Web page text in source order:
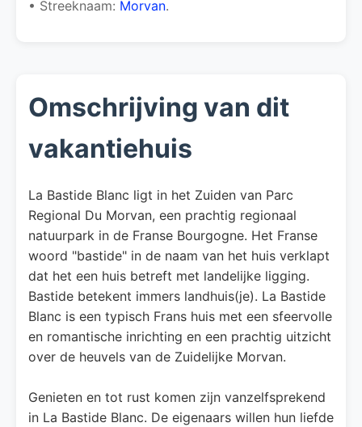
• Streeknaam: Morvan.
Omschrijving van dit
vakantiehuis
La Bastide Blanc ligt in het Zuiden van Parc
Regional Du Morvan, een prachtig regionaal
natuurpark in de Franse Bourgogne. Het Franse
woord "bastide" in de naam van het huis verklapt
dat het een huis betreft met landelijke ligging.
Bastide betekent immers landhuis(je). La Bastide
Blanc is een typisch Frans huis met een sfeervolle
en romantische inrichting en een prachtig uitzicht
over de heuvels van de Zuidelijke Morvan.
Genieten en tot rust komen zijn vanzelfsprekend
in La Bastide Blanc. De eigenaars willen hun liefde